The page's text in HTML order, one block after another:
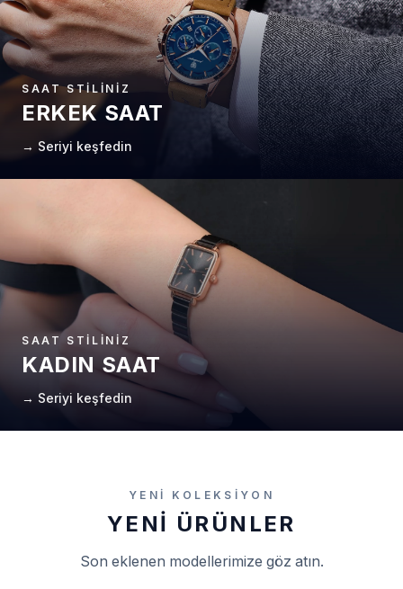
SAAT STILINIZ
ERKEK SAAT
→ Seriyi keşfedin
SAAT STILINIZ
KADIN SAAT
→ Seriyi keşfedin
YENI KOLEKSIYON
YENI ÜRÜNLER
Son eklenen modellerimize göz atın.